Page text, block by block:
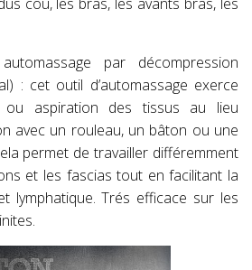
par décompression
: cet outil d’automassage exerce
ou aspiration des tissus au lieu
avec un rouleau, un bâton ou une
permet de travailler différemment
et les fascias tout en facilitant la
lymphatique. Trés efficace sur les